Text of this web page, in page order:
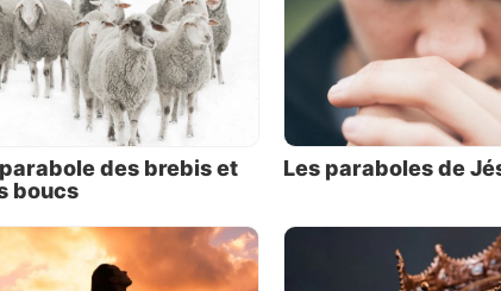
ainsi que des prédictions aux Israélites qui
leur défaite et de leur captivité aux mains des
ère. Dans ces anciens avertissements et
Dieu exprime son indignation pour les
et se commettent dans le monde, et il
fin.
pas. Je te donne ma parole que cela
a transmis l’une des meilleures promesses
des brebis et
boucs
Les paraboles de